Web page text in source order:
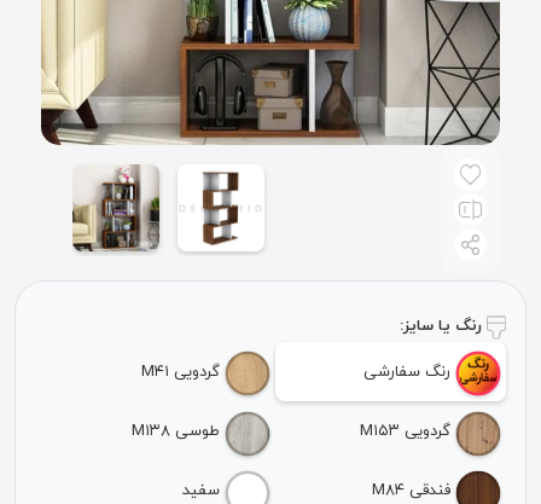
رنگ یا سایز:
رنگ سفارشی گردویی M۴۱
گردویی M۱۵۳ طوسی M۱۳۸
فندقی M۸۴ سفید